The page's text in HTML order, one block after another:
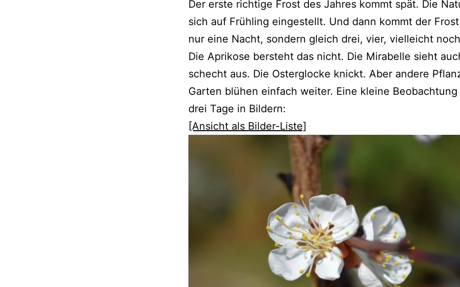
Der erste richtige Frost des Jahres kommt spät. Die
sich auf Frühling eingestellt. Und dann kommt der
nur eine Nacht, sondern gleich drei, vier, vielleicht
Die Aprikose bersteht das nicht. Die Mirabelle sieht
schecht aus. Die Osterglocke knickt. Aber andere
Garten blühen einfach weiter. Eine kleine
drei Tage in Bildern:
[Ansicht als Bilder-Liste]